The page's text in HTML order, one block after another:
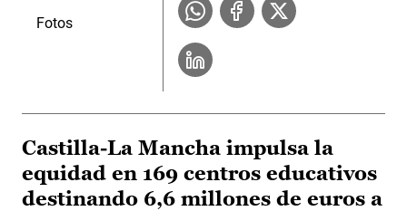
Fotos
Castilla-La Mancha impulsa la
equidad en 169 centros educativos
destinando 6,6 millones de euros a